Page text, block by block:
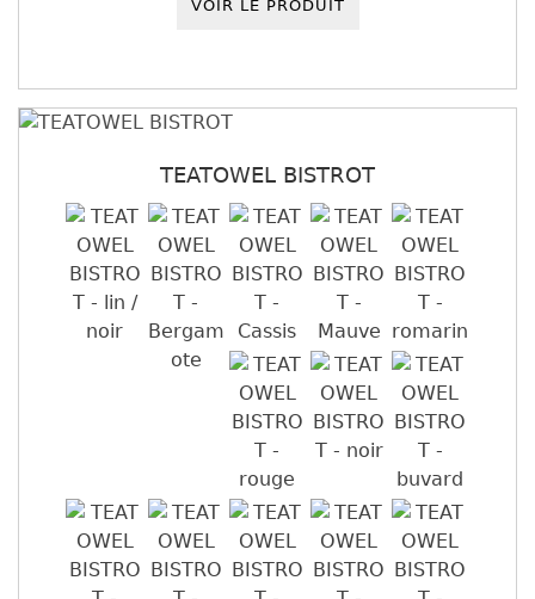
VOIR LE PRODUIT
TEATOWEL BISTROT